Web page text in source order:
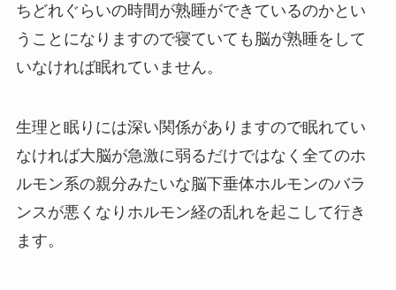
ちどれぐらいの時間が熟睡ができているのかとい
うことになりますので寝ていても脳が熟睡をして
いなければ眠れていません。
生理と眠りには深い関係がありますので眠れてい
なければ大脳が急激に弱るだけではなく全てのホ
ルモン系の親分みたいな脳下垂体ホルモンのバラ
ンスが悪くなりホルモン経の乱れを起こして行き
ます。